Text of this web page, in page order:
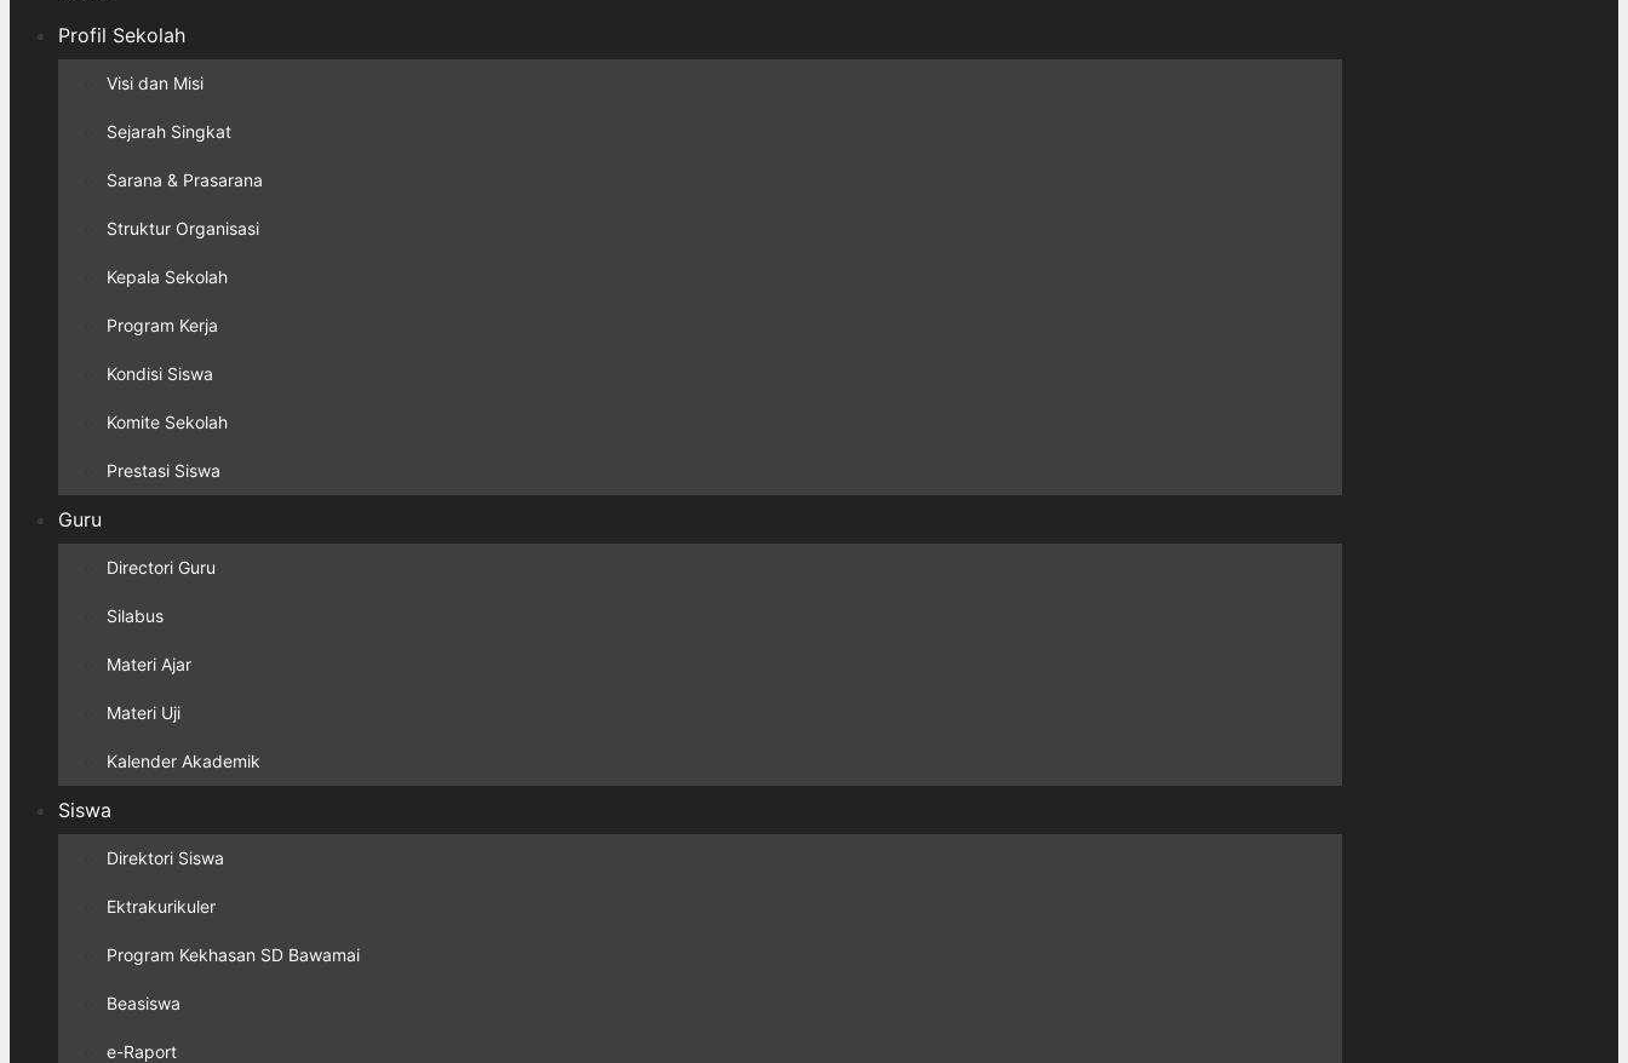
Profil Sekolah
Visi dan Misi
Sejarah Singkat
Sarana & Prasarana
Struktur Organisasi
Kepala Sekolah
Program Kerja
Kondisi Siswa
Komite Sekolah
Prestasi Siswa
Guru
Directori Guru
Silabus
Materi Ajar
Materi Uji
Kalender Akademik
Siswa
Direktori Siswa
Ektrakurikuler
Program Kekhasan SD Bawamai
Beasiswa
e-Raport